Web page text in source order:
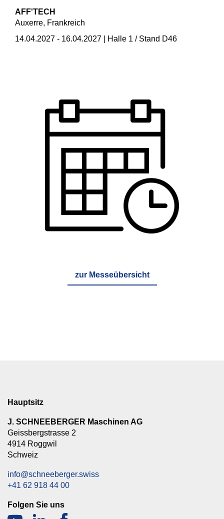
AFF'TECH
Auxerre, Frankreich
14.04.2027 - 16.04.2027 | Halle 1 / Stand D46
zur Messeübersicht
Hauptsitz
J. SCHNEEBERGER Maschinen AG
Geissbergstrasse 2
4914 Roggwil
Schweiz
info@schneeberger.swiss
+41 62 918 44 00
Folgen Sie uns